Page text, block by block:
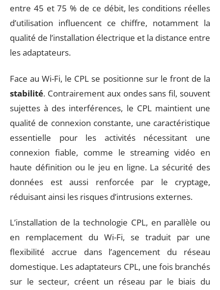
entre 45 et 75 % de ce débit, les conditions réelles
d’utilisation influencent ce chiffre, notamment la
qualité de l’installation électrique et la distance entre
les adaptateurs.
Face au Wi-Fi, le CPL se positionne sur le front de la
stabilité. Contrairement aux ondes sans fil, souvent
sujettes à des interférences, le CPL maintient une
qualité de connexion constante, une caractéristique
essentielle pour les activités nécessitant une
connexion fiable, comme le streaming vidéo en
haute définition ou le jeu en ligne. La sécurité des
données est aussi renforcée par le cryptage,
réduisant ainsi les risques d’intrusions externes.
L’installation de la technologie CPL, en parallèle ou
en remplacement du Wi-Fi, se traduit par une
flexibilité accrue dans l’agencement du réseau
domestique. Les adaptateurs CPL, une fois branchés
sur le secteur, créent un réseau par le biais du